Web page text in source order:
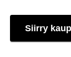
Siirry